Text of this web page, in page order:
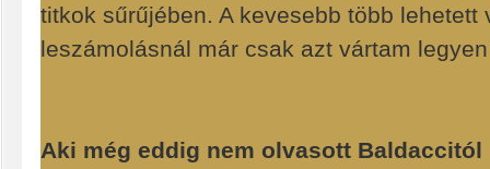
titkok sűrűjében. A kevesebb több lehetett
leszámolásnál már csak azt vártam
Aki még eddig nem olvasott